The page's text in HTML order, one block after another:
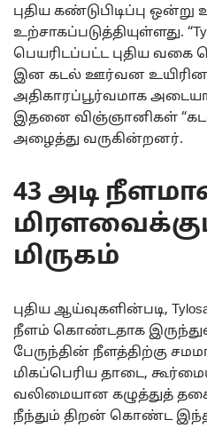
புதிய கண்டுபிடிப்பு
உற்சாகப்படுத்தியுள்ளது.
பெயரிடப்பட்ட புதிய வகை
இன கடல் ஊர்வன
அதிகாரப்பூர்வமாக
இதனை விஞ்ஞானிகள்
அழைத்து வருகின்றனர்.
43 அடி
மிருகம்
புதிய ஆய்வுகளின்படி,
நீளம் கொண்டதாக
பேருந்தின் நீளத்திற்கு
மிகப்பெரிய தாடை,
வலிமையான கழுத்துத்
நீந்தும் திறன் கொண்ட இந்த